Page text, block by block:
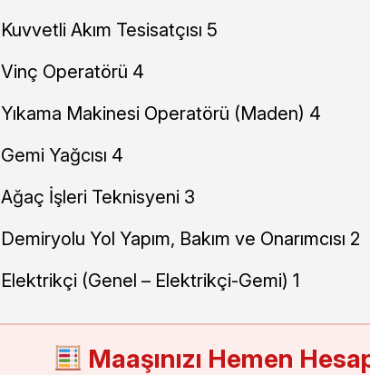
Kuvvetli Akım Tesisatçısı 5
Vinç Operatörü 4
Yıkama Makinesi Operatörü (Maden) 4
Gemi Yağcısı 4
Ağaç İşleri Teknisyeni 3
Demiryolu Yol Yapım, Bakım ve Onarımcısı 2
Elektrikçi (Genel – Elektrikçi-Gemi) 1
Maaşınızı Hemen